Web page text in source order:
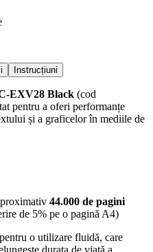
Instrucțiuni
EXV28 Black (cod
pentru a oferi performanțe
și a graficelor în mediile de
44.000 de pagini
de 5% pe o pagină A4)
o utilizare fluidă, care